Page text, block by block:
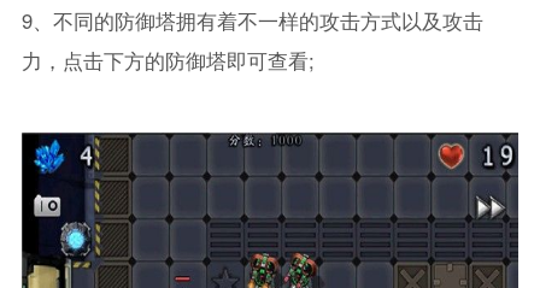
9、不同的防御塔拥有着不一样的攻击方式以及攻击
力，点击下方的防御塔即可查看;